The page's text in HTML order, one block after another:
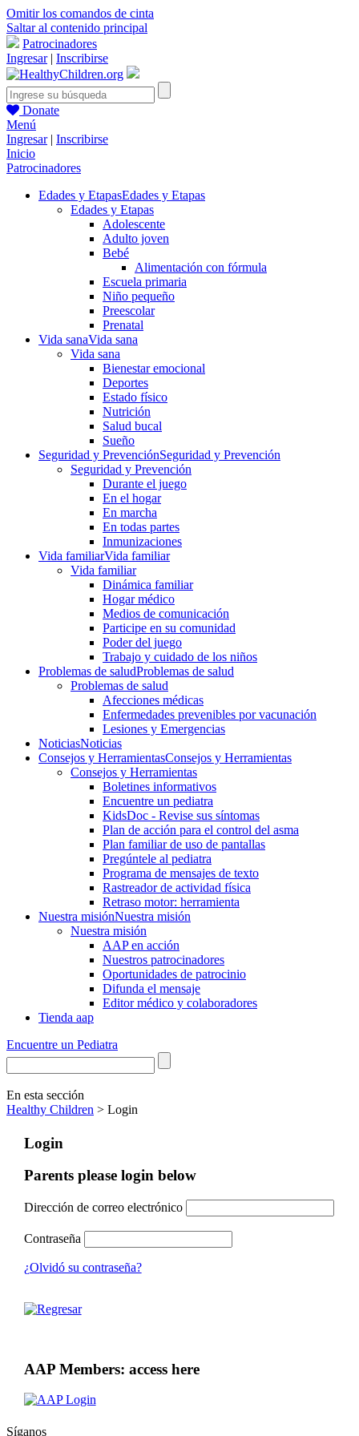
Omitir los comandos de cinta
Saltar al contenido principal
Patrocinadores
Ingresar| Inscribirse
Donate
Menú
Ingresar| Inscribirse
Inicio
Patrocinadores
Edades y EtapasEdades y Etapas
Edades y Etapas
Adolescente
Adulto joven
Bebé
Alimentación con fórmula
Escuela primaria
Niño pequeño
Preescolar
Prenatal
Vida sanaVida sana
Vida sana
Bienestar emocional
Deportes
Estado físico
Nutrición
Salud bucal
Sueño
Seguridad y PrevenciónSeguridad y Prevención
Seguridad y Prevención
Durante el juego
En el hogar
En marcha
En todas partes
Inmunizaciones
Vida familiarVida familiar
Vida familiar
Dinámica familiar
Hogar médico
Medios de comunicación
Participe en su comunidad
Poder del juego
Trabajo y cuidado de los niños
Problemas de saludProblemas de salud
Problemas de salud
Afecciones médicas
Enfermedades prevenibles por vacunación
Lesiones y Emergencias
NoticiasNoticias
Consejos y HerramientasConsejos y Herramientas
Consejos y Herramientas
Boletines informativos
Encuentre un pediatra
KidsDoc - Revise sus síntomas
Plan de acción para el control del asma
Plan familiar de uso de pantallas
Pregúntele al pediatra
Programa de mensajes de texto
Rastre​​ador de activida​d física
Retraso motor: herramienta
Nuestra misiónNuestra misión
Nuestra misión
AAP en acción
Nuestros patrocinadores
Oportunidades de patrocinio
Difunda el mensaje
Editor médico y colaboradores
Tienda aap
Encuentre un Pediatra
En esta sección
Healthy Children > Login
Login
Parents please login below
Dirección de correo electrónico
Contraseña
¿Olvidó su contraseña?
AAP Members: access here
Síganos